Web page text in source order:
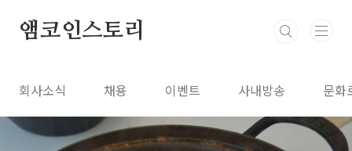
앰코인스토리
회사소식 채용 이벤트 사내방송 문화